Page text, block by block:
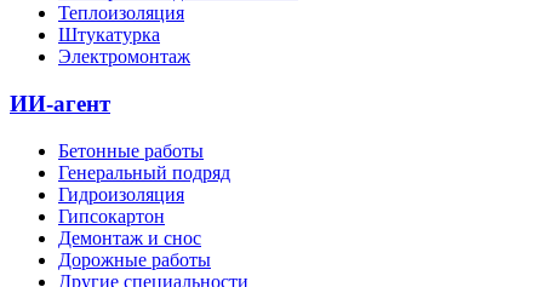
Теплоизоляция
Штукатурка
Электромонтаж
ИИ-агент
Бетонные работы
Генеральный подряд
Гидроизоляция
Гипсокартон
Демонтаж и снос
Дорожные работы
Другие специальности